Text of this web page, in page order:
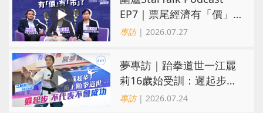
EP7｜票尾經濟有「價」
有「市」？「短期流量」
專訪| 2026.07.27
夢專訪｜跆拳道世一江麗
莉16歲始受訓：遲起步不
代表不會成功
專訪| 2026.07.24